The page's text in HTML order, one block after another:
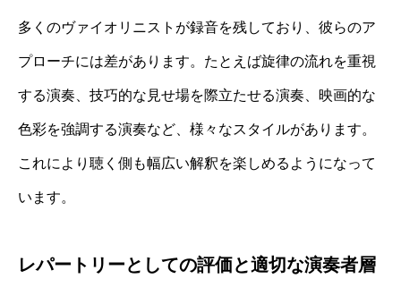
多くのヴァイオリニストが録音を残しており、彼らのア
プローチには差があります。たとえば旋律の流れを重視
する演奏、技巧的な見せ場を際立たせる演奏、映画的な
色彩を強調する演奏など、様々なスタイルがあります。
これにより聴く側も幅広い解釈を楽しめるようになって
います。
レパートリーとしての評価と適切な演奏者層